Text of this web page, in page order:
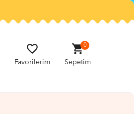
favorite_border
Favorilerim
shopping_cart
Sepetim
0